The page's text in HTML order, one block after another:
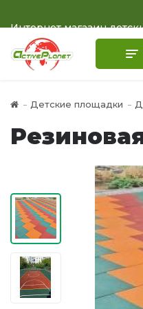
Интернет магазин
Детские площадки